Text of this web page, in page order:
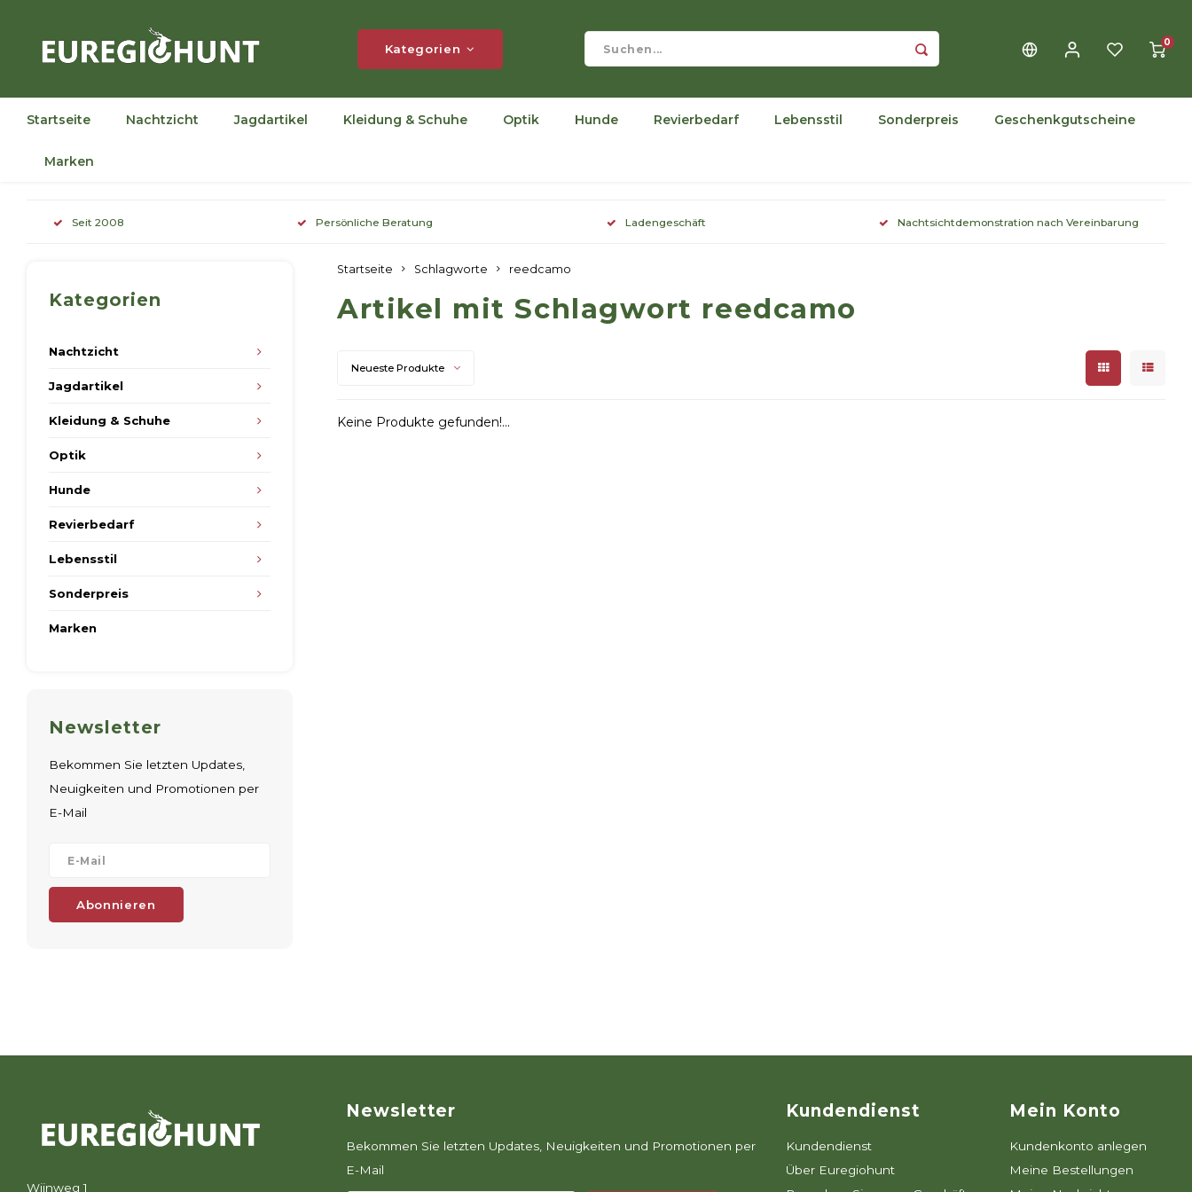
Kategorien 0
Startseite Nachtzicht Jagdartikel Kleidung & Schuhe Optik Hunde Revierbedarf Lebensstil Sonderpreis Geschenkgutscheine
Marken
Seit 2008 Persönliche Beratung Ladengeschäft Nachtsichtdemonstration nach Vereinbarung
Kategorien
Nachtzicht
Jagdartikel
Kleidung & Schuhe
Optik
Hunde
Revierbedarf
Lebensstil
Sonderpreis
Marken
Newsletter
Bekommen Sie letzten Updates,
Neuigkeiten und Promotionen per
E-Mail
Abonnieren
Startseite Schlagworte reedcamo
Artikel mit Schlagwort reedcamo
Neueste Produkte
Keine Produkte gefunden!...
Wijnweg 1
Newsletter
Bekommen Sie letzten Updates, Neuigkeiten und Promotionen per
E-Mail
Kundendienst
Kundendienst
Über Euregiohunt
Mein Konto
Kundenkonto anlegen
Meine Bestellungen